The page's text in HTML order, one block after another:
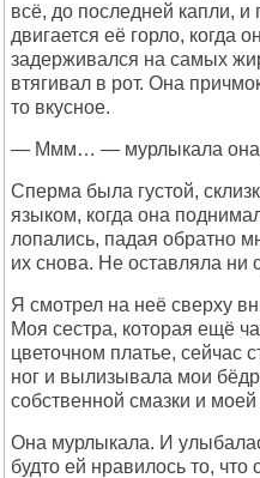
всё, до последней капли,
двигается её горло, когда
задерживался на самых
втягивал в рот. Она
то вкусное.
— Ммм… — мурлыкала она,
Сперма была густой,
языком, когда она
лопались, падая обратно
их снова. Не оставляла ни
Я смотрел на неё сверху
Моя сестра, которая ещё
цветочном платье, сейчас
ног и вылизывала мои
собственной смазки и
Она мурлыкала. И
будто ей нравилось то,